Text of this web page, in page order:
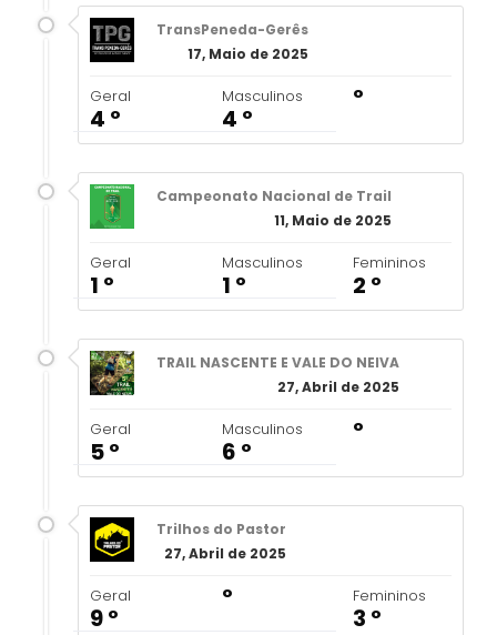
TransPeneda-Gerês
17, Maio de 2025
Geral
4 º
Masculinos
4 º
º
Campeonato Nacional de Trail
11, Maio de 2025
Geral
1 º
Masculinos
1 º
Femininos
2 º
TRAIL NASCENTE E VALE DO NEIVA
27, Abril de 2025
Geral
5 º
Masculinos
6 º
º
Trilhos do Pastor
27, Abril de 2025
Geral
9 º
º Femininos
3 º